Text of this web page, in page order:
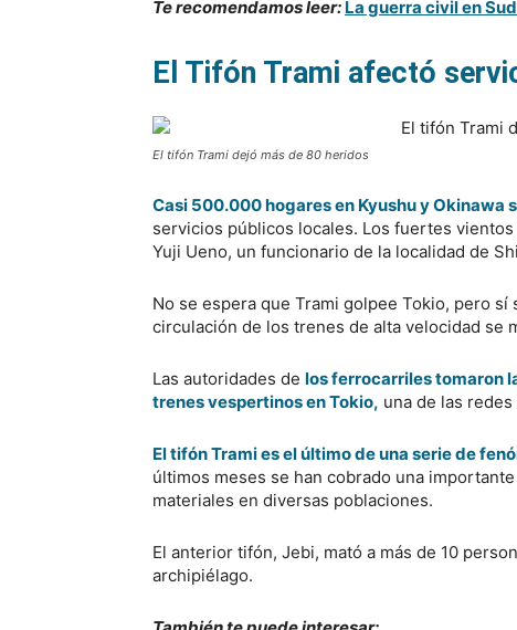
Te recomendamos leer: La guerra civil en
El Tifón Trami afectó
El tifón Trami dejó más de 80 heridos
Casi 500.000 hogares en Kyushu y Okinawa
servicios públicos locales. Los fuertes
Yuji Ueno, un funcionario de la localidad de
No se espera que Trami golpee Tokio, pero
circulación de los trenes de alta velocidad se
Las autoridades de los ferrocarriles tomaron
trenes vespertinos en Tokio, una de las
El tifón Trami es el último de una serie de
últimos meses se han cobrado una
materiales en diversas poblaciones.
El anterior tifón, Jebi, mató a más de 10
archipiélago.